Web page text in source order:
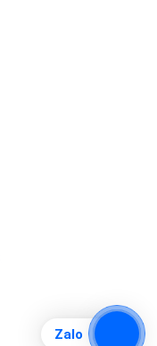
Zalo